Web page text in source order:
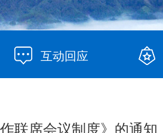
互动回应
联席会议制度》的通知